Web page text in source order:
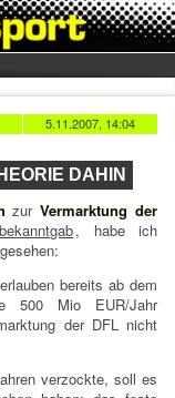
5.11.2007, 14:04
DAHIN
zurVermarktung der
, habe ich
bereits ab dem
500 Mio EUR/Jahr
der DFL nicht
verzockte, soll es